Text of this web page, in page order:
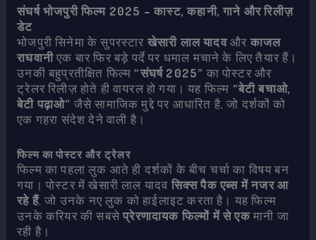
संघर्ष भोजपुरी फिल्म 2025 – कास्ट, कहानी, गाने और रिलीज़
डेट
भोजपुरी सिनेमा के सुपरस्टार खेसारी लाल यादवऔर काजल
राघवानीएक बार फिर बड़े पर्दे पर धमाल मचाने के लिए तैयार हैं।
उनकी बहुप्रतीक्षित फिल्म “संघर्ष 2025” का पोस्टर और
ट्रेलर रिलीज़ होते ही वायरल हो गया। यह फिल्म “बेटी बचाओ,
बेटी पढ़ाओ” जैसे सामाजिक मुद्दे पर आधारित है, जो दर्शकों को
एक गहरा संदेश देने वाली है।
फिल्म का पोस्टर और ट्रेलर
फिल्म का पहला लुक आते ही दर्शकों के बीच चर्चा का विषय बन
गया। पोस्टर में खेसारी लाल यादव सिक्स पैक एब्स में नजर आ
रहे हैं, जो उनके नए लुक को हाईलाइट करता है। यह फिल्म
उनके करियर की सबसेप्रेरणादायक फिल्मों में से एकमानी जा
रही है।